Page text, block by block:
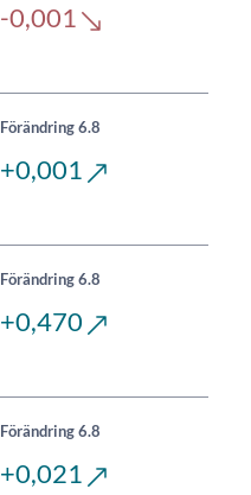
-0,001
Förändring 6.8
+0,001
Förändring 6.8
+0,470
Förändring 6.8
+0,021